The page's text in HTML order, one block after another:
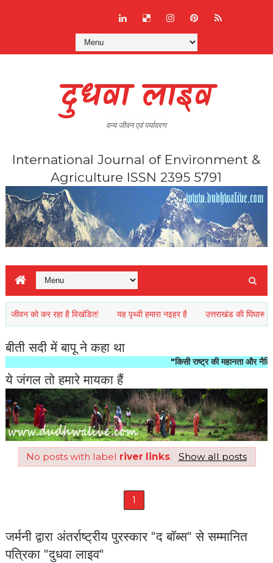
दुधवा लाइव
वन्य जीवन एवं पर्यावरण
International Journal of Environment &
Agriculture ISSN 2395 5791
को कर रहा है विखंडित! यह पृथ्वी हमारा नइहर है उत्तराखंड की घिंघारू
बीती सदी में बापू ने कहा था
"किसी राष्ट्र की महानता और नैतिक
ये जंगल तो हमारे मायका हैं
No posts with label river links. Show all posts
1
जर्मनी द्वारा अंतर्राष्ट्रीय पुरस्कार "द बॉब्स" से सम्मानित
पत्रिका "दुधवा लाइव"